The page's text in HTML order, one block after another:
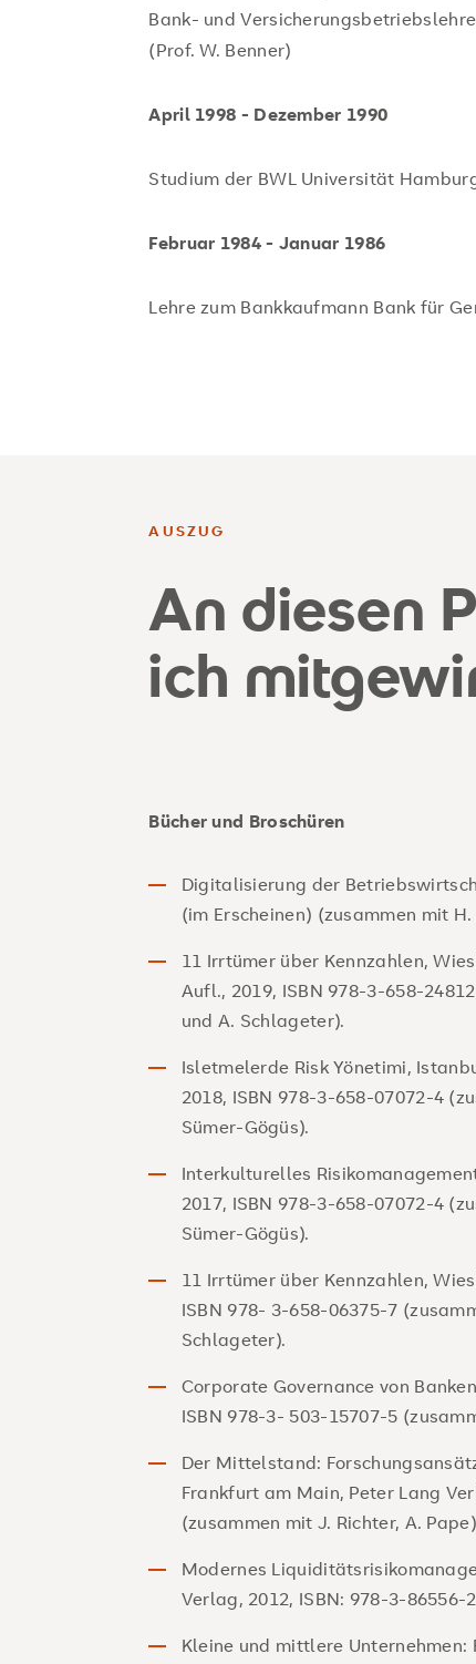
Bank- und
(Prof. W. Benner)
April 1998 - Dezember 1990
Studium der BWL Universität
Februar 1984 - Januar 1986
Lehre zum Bankkaufmann Bank für
AUSZUG
An diesen
ich
Bücher und Broschüren
Digitalisierung der
(im Erscheinen) (zusammen mit
11 Irrtümer über Kennzahlen,
Aufl., 2019, ISBN 978-3-658-
und A. Schlageter).
Isletmelerde Risk Yönetimi,
2018, ISBN 978-3-658-07072-4
Sümer-Gögüs).
Interkulturelles
2017, ISBN 978-3-658-07072-4
Sümer-Gögüs).
11 Irrtümer über Kennzahlen,
ISBN 978- 3-658-06375-7
Schlageter).
Corporate Governance von
ISBN 978-3- 503-15707-5
Der Mittelstand:
Frankfurt am Main, Peter Lang
(zusammen mit J. Richter, A.
Modernes
Verlag, 2012, ISBN: 978-3-86556-
Kleine und mittlere